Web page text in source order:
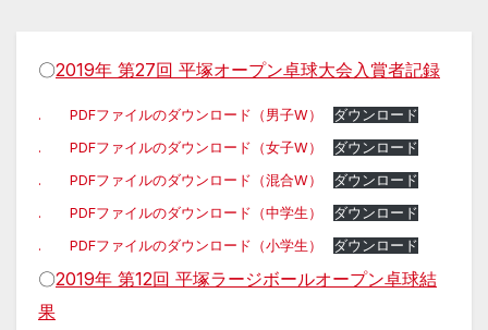
〇2019年 第27回 平塚オープン卓球大会入賞者記録
. PDFファイルのダウンロード（男子W）
ダウンロード
. PDFファイルのダウンロード（女子W）
ダウンロード
. PDFファイルのダウンロード（混合W）
ダウンロード
. PDFファイルのダウンロード（中学生）
ダウンロード
. PDFファイルのダウンロード（小学生）
ダウンロード
〇2019年 第12回 平塚ラージボールオープン卓球結
果